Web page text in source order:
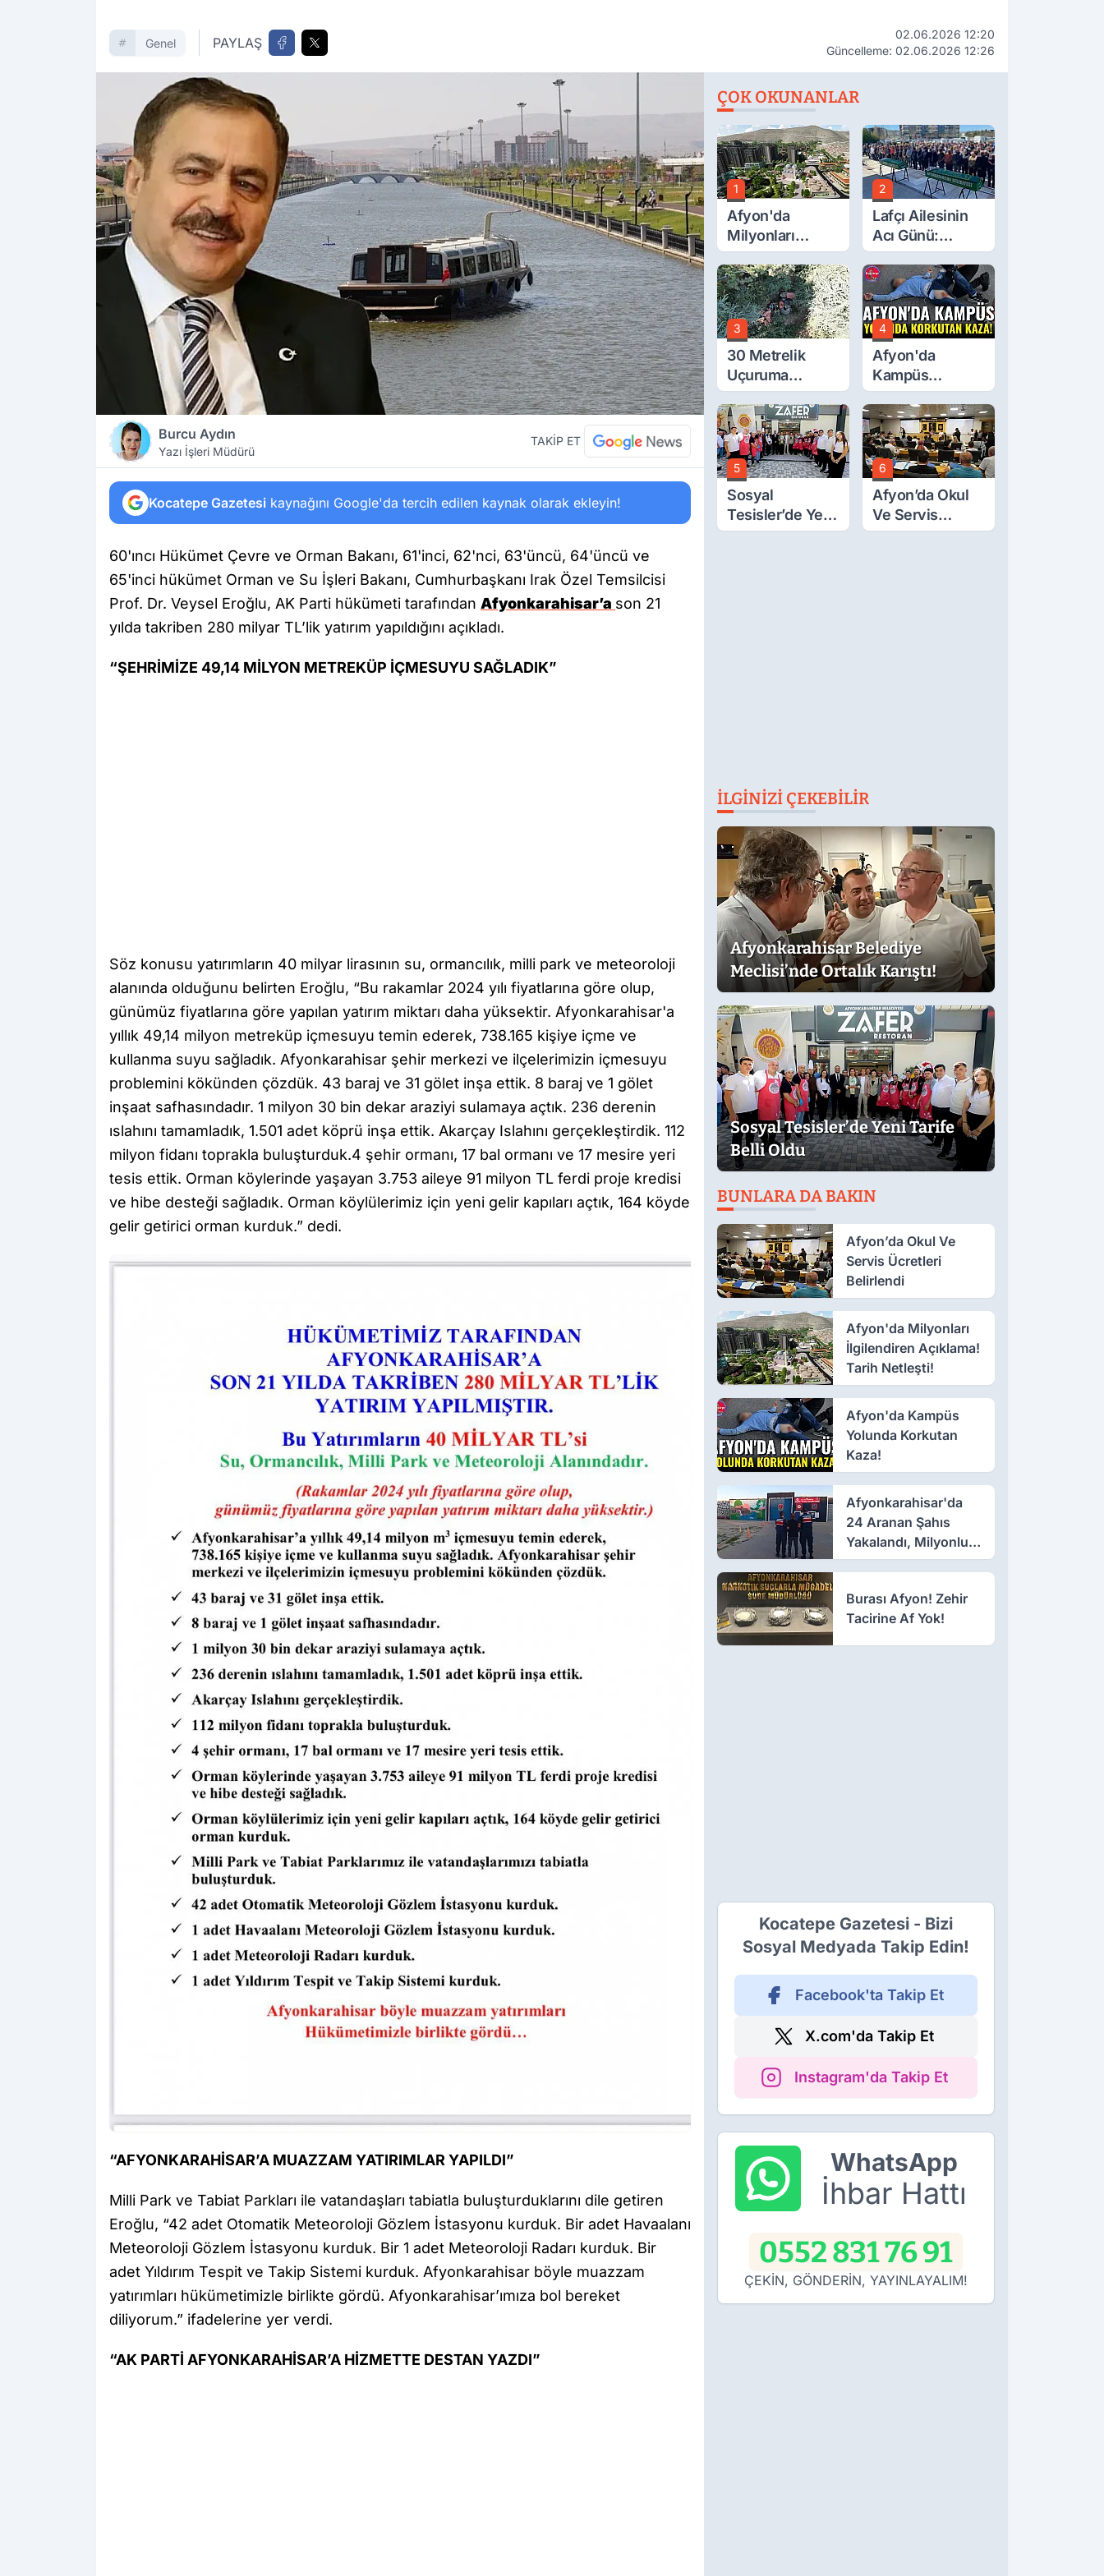
Genel PAYLAŞ
02.06.2026 12:20
Güncelleme: 02.06.2026 12:26
Burcu Aydın
Yazı İşleri Müdürü
TAKİP ET
Kocatepe Gazetesi kaynağını Google'da tercih edilen kaynak olarak ekleyin!
60'ıncı Hükümet Çevre ve Orman Bakanı, 61'inci, 62'nci, 63'üncü, 64'üncü ve
65'inci hükümet Orman ve Su İşleri Bakanı, Cumhurbaşkanı Irak Özel Temsilcisi
Prof. Dr. Veysel Eroğlu, AK Parti hükümeti tarafından Afyonkarahisar’a son 21
yılda takriben 280 milyar TL’lik yatırım yapıldığını açıkladı.
“ŞEHRİMİZE 49,14 MİLYON METREKÜP İÇMESUYU SAĞLADIK”
Söz konusu yatırımların 40 milyar lirasının su, ormancılık, milli park ve meteoroloji
alanında olduğunu belirten Eroğlu, “Bu rakamlar 2024 yılı fiyatlarına göre olup,
günümüz fiyatlarına göre yapılan yatırım miktarı daha yüksektir. Afyonkarahisar'a
yıllık 49,14 milyon metreküp içmesuyu temin ederek, 738.165 kişiye içme ve
kullanma suyu sağladık. Afyonkarahisar şehir merkezi ve ilçelerimizin içmesuyu
problemini kökünden çözdük. 43 baraj ve 31 gölet inşa ettik. 8 baraj ve 1 gölet
inşaat safhasındadır. 1 milyon 30 bin dekar araziyi sulamaya açtık. 236 derenin
ıslahını tamamladık, 1.501 adet köprü inşa ettik. Akarçay Islahını gerçekleştirdik. 112
milyon fidanı toprakla buluşturduk.4 şehir ormanı, 17 bal ormanı ve 17 mesire yeri
tesis ettik. Orman köylerinde yaşayan 3.753 aileye 91 milyon TL ferdi proje kredisi
ve hibe desteği sağladık. Orman köylülerimiz için yeni gelir kapıları açtık, 164 köyde
gelir getirici orman kurduk.” dedi.
“AFYONKARAHİSAR’A MUAZZAM YATIRIMLAR YAPILDI”
Milli Park ve Tabiat Parkları ile vatandaşları tabiatla buluşturduklarını dile getiren
Eroğlu, “42 adet Otomatik Meteoroloji Gözlem İstasyonu kurduk. Bir adet Havaalanı
Meteoroloji Gözlem İstasyonu kurduk. Bir 1 adet Meteoroloji Radarı kurduk. Bir
adet Yıldırım Tespit ve Takip Sistemi kurduk. Afyonkarahisar böyle muazzam
yatırımları hükümetimizle birlikte gördü. Afyonkarahisar’ımıza bol bereket
diliyorum.” ifadelerine yer verdi.
“AK PARTİ AFYONKARAHİSAR’A HİZMETTE DESTAN YAZDI”
ÇOK OKUNANLAR
1
Afyon'da
Milyonları
İlgilendiren
Açıklama! Tarih
Netleşti!
2
Lafçı Ailesinin
Acı Günü:
Beytullah Lafçı
Vefat Etti
3
30 Metrelik
Uçuruma
Yuvarlanan
Traktörden Sağ
Çıktılar
4
Afyon'da
Kampüs
Yolunda
Korkutan Kaza!
5
Sosyal
Tesisler’de Yeni
Tarife Belli Oldu
6
Afyon’da Okul
Ve Servis
Ücretleri
İLGINIZI ÇEKEBILIR
Afyonkarahisar Belediye
Meclisi’nde Ortalık Karıştı!
Sosyal Tesisler’de Yeni Tarife
Belli Oldu
BUNLARA DA BAKIN
Afyon’da Okul Ve
Servis Ücretleri
Belirlendi
Afyon'da Milyonları
İlgilendiren Açıklama!
Tarih Netleşti!
Afyon'da Kampüs
Yolunda Korkutan
Kaza!
Afyonkarahisar'da
24 Aranan Şahıs
Yakalandı, Milyonluk
Ceza Kesildi
Burası Afyon! Zehir
Tacirine Af Yok!
Kocatepe Gazetesi - Bizi
Sosyal Medyada Takip Edin!
Facebook'ta Takip Et
X.com'da Takip Et
Instagram'da Takip Et
WhatsApp
İhbar Hattı
0552 831 76 91
ÇEKİN, GÖNDERİN, YAYINLAYALIM!